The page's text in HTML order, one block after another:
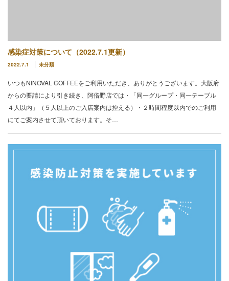
感染症対策について（2022.7.1更新）
2022.7.1 未分類
いつもNINOVAL COFFEEをご利用いただき、ありがとうございます。大阪府
からの要請により引き続き、阿倍野店では・「同一グループ・同一テーブル
４人以内」（５人以上のご入店案内は控える）・２時間程度以内でのご利用
にてご案内させて頂いております。そ…